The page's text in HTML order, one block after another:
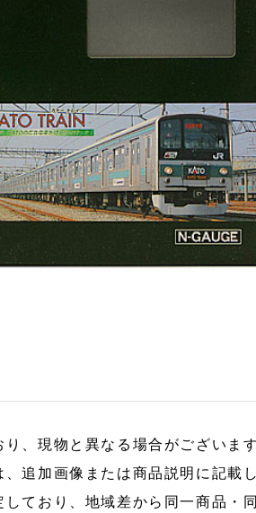
、現物と異なる場合がございます
追加画像または商品説明に記載
ており、地域差から同一商品・